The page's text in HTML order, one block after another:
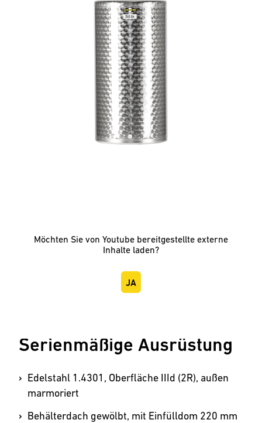
Möchten Sie von Youtube bereitgestellte externe
Inhalte laden?
JA
Serienmäßige Ausrüstung
Edelstahl 1.4301, Oberfläche IIId (2R), außen
marmoriert
Behälterdach gewölbt, mit Einfülldom 220 mm